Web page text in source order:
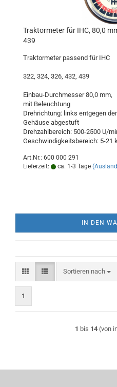
Traktormeter für IHC, 80,0
439
Traktormeter passend für IHC
322, 324, 326, 432, 439
Einbau-Durchmesser 80,0 mm,
mit Beleuchtung
Drehrichtung: links entgegen
Gehäuse abgestuft
Drehzahlbereich: 500-2500 U/
Geschwindigkeitsbereich: 5-21
Art.Nr.: 600 000 291
Lieferzeit:
ca. 1-3 Tage
IN DEN
Sortieren nach
Sortieren nach
1
1 bis 14 (von